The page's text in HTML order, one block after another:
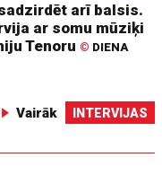
arī balsis.
ar somu mūziķi
Tenoru © DIENA
Vairāk INTERVIJAS